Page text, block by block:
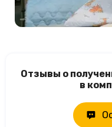
Отзывы о
в